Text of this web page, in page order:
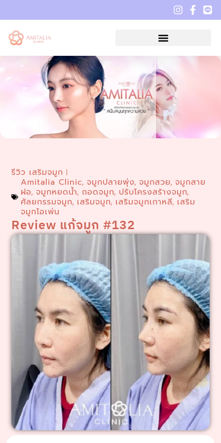
รีวิว เสริมจมูก
Amitalia Clinic,จมูกปลายพุ่ง,จมูกสวย,จมูกสาย
ฝอ,จมูกหยดน้ำ, ถอดจมูก, ปรับโครงสร้างจมูก,
ศัลยกรรมจมูก, เสริมจมูก, เสริมจมูกเกาหลี, เสริม
จมูกโอเพ่น
Review แก้จมูก #132